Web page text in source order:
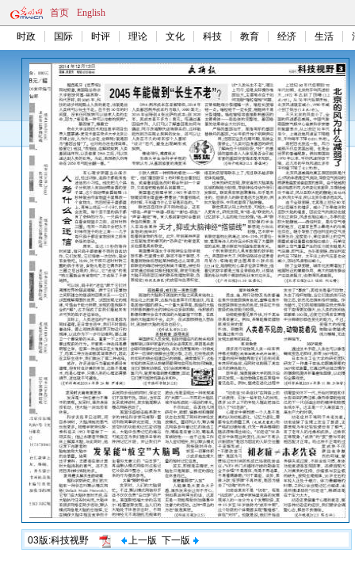
首页 English
时政 国际 时评 理论 文化 科技 教育 经济 生活
03版:科技视野 上一版 下一版